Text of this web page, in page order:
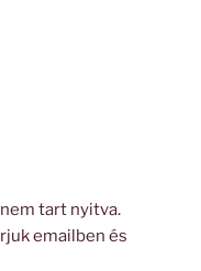
tart nyitva.
emailben és